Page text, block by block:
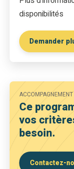
disponibilités
Demander
Ce
vos
besoin.
Contactez-